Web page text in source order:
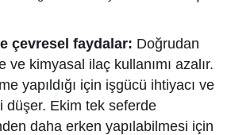
çevresel faydalar: Doğrudan
ve kimyasal ilaç kullanımı azalır.
yapıldığı için işgücü ihtiyacı ve
düşer. Ekim tek seferde
daha erken yapılabilmesi için